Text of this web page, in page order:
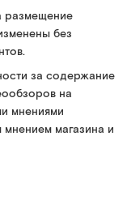
размещение
без
за содержание
на
мнениями
магазина и